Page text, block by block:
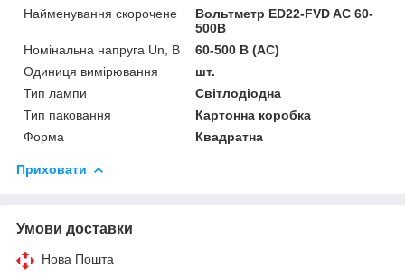
Найменування скорочене
Вольтметр ED22-FVD AC 60-
500В
Номінальна напруга Un, В
60-500 В (АС)
Одиниця вимірювання
шт.
Тип лампи
Світлодіодна
Тип паковання
Картонна коробка
Форма
Квадратна
Приховати
Умови доставки
Нова Пошта